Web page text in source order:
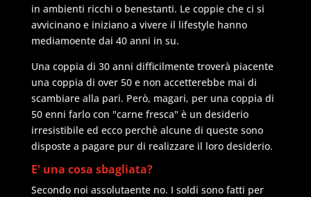
in ambienti ricchi o benestanti. Le coppie che ci si
avvicinano e iniziano a vivere il lifestyle hanno
mediamoente dai 40 anni in su.
Una coppia di 30 anni difficilmente troverà piacente
una coppia di over 50 e non accetterebbe mai di
scambiare alla pari. Però, magari, per una coppia di
50 enni farlo con "carne fresca" è un desiderio
irresistibile ed ecco perchè alcune di queste sono
disposte a pagare pur di realizzare il loro desiderio.
E' una cosa sbagliata?
Secondo noi assolutaente no. I soldi sono fatti per